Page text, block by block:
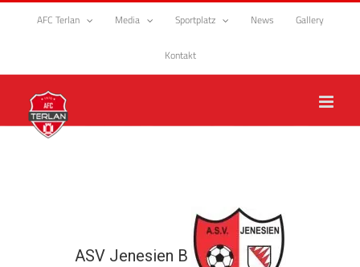
Zum
AFC Terlan Media Sportplatz News Gallery
Kontakt
ASV Jenesien B